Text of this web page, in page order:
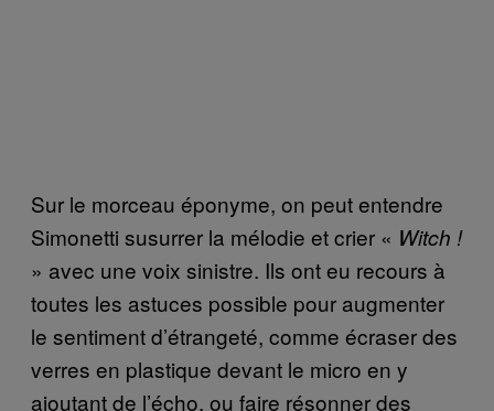
Sur le morceau éponyme, on peut entendre
Simonetti susurrer la mélodie et crier « Witch !
» avec une voix sinistre. Ils ont eu recours à
toutes les astuces possible pour augmenter
le sentiment d’étrangeté, comme écraser des
verres en plastique devant le micro en y
ajoutant de l’écho, ou faire résonner des